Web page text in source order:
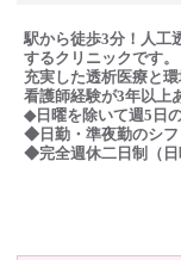
駅から徒歩3分！人工
するクリニックです。
充実した透析医療と
看護師経験が3年以上
◆日曜を除いて週5日
◆日勤・準夜勤のシフ
◆完全週休二日制（日